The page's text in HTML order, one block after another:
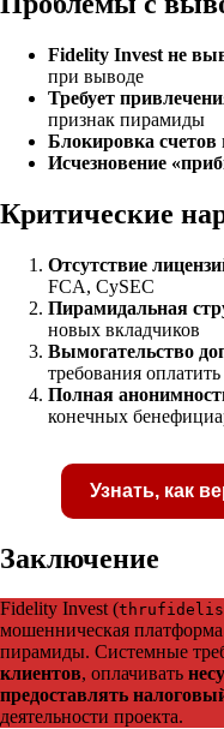
Fidelity Invest не
при выводе
Требует
признак пирамиды
Блокировка счетов
Исчезновение
Критические
Отсутствие
FCA, CySEC
Пирамидальная
новых вкладчиков
Вымогательство
требования
Полная
конечных
Узнать, как
Получите
средств
Заключение
Fidelity Invest (
мошенническая
пирамиды. Системные
клиентов, оплачивать
предоставлять
деятельности проекта.